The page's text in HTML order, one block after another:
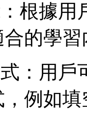
根據用
的學習
：用
例如